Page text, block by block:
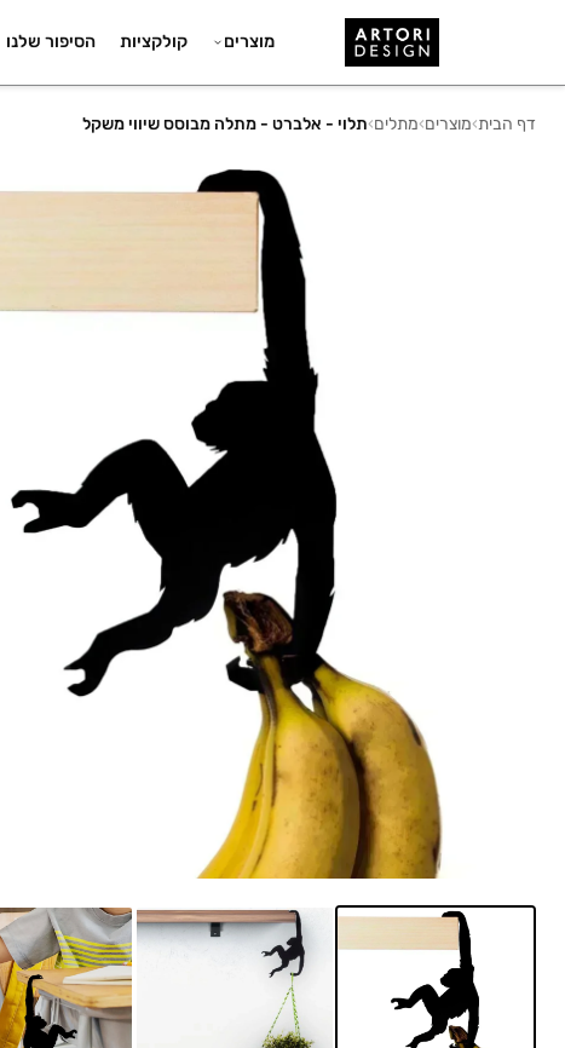
מוצרים קולקציות הסיפור שלנו
דף הבית›מוצרים›מתלים›תלוי - אלברט - מתלה מבוסס שיווי משקל